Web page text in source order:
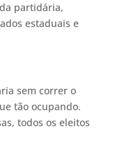
partidária,
estaduais e
sem correr o
tão ocupando.
todos os eleitos